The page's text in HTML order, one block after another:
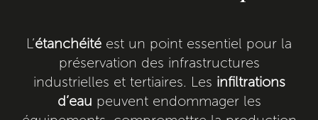
L’étanchéité est un point essentiel pour la
préservation des infrastructures
industrielles et tertiaires. Les infiltrations
d’eau peuvent endommager les